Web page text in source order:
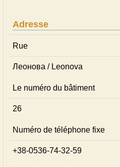
Adresse
Rue
Леонова / Leonova
Le numéro du bâtiment
26
Numéro de téléphone fixe
+38-0536-74-32-59